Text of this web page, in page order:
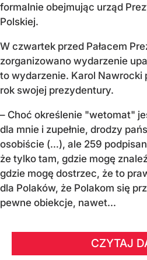
formalnie obejmując urząd
Polskiej.
W czwartek przed Pałacem
zorganizowano wydarzenie
to wydarzenie. Karol Nawrocki
rok swojej prezydentury.
– Choć określenie "wetomat"
dla mnie i zupełnie, drodzy
osobiście (…), ale 259
że tylko tam, gdzie mogę
gdzie mogę dostrzec, że to
dla Polaków, że Polakom się
pewne obiekcje, nawet...
CZYTAJ